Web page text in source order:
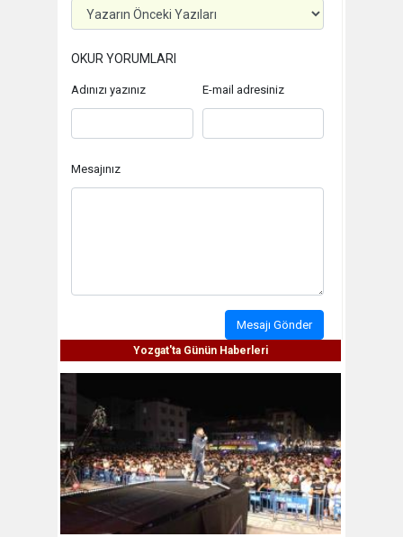
OKUR YORUMLARI
Adınızı yazınız E-mail adresiniz
Mesajınız
Mesajı Gönder
Yozgat'ta Günün Haberleri